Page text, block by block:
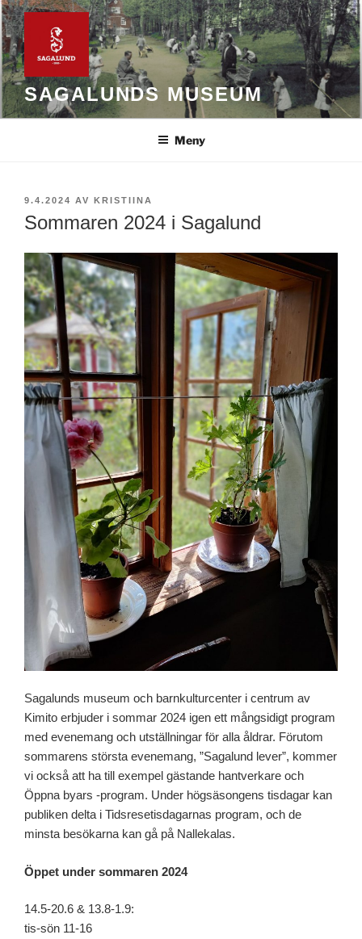
Hoppa
till
innehåll
SAGALUNDS MUSEUM
Meny
PUBLICERAT
9.4.2024 AV KRISTIINA
Sommaren 2024 i Sagalund
Sagalunds museum och barnkulturcenter i centrum av
Kimito erbjuder i sommar 2024 igen ett mångsidigt program
med evenemang och utställningar för alla åldrar. Förutom
sommarens största evenemang, ”Sagalund lever”, kommer
vi också att ha till exempel gästande hantverkare och
Öppna byars -program. Under högsäsongens tisdagar kan
publiken delta i Tidsresetisdagarnas program, och de
minsta besökarna kan gå på Nallekalas.
Öppet under sommaren 2024
14.5-20.6 & 13.8-1.9:
tis-sön 11-16